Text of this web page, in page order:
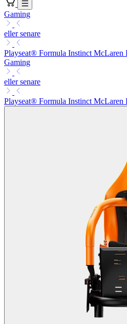
Gaming
eller senare
Playseat® Formula Instinct McLaren
Gaming
eller senare
Playseat® Formula Instinct McLaren